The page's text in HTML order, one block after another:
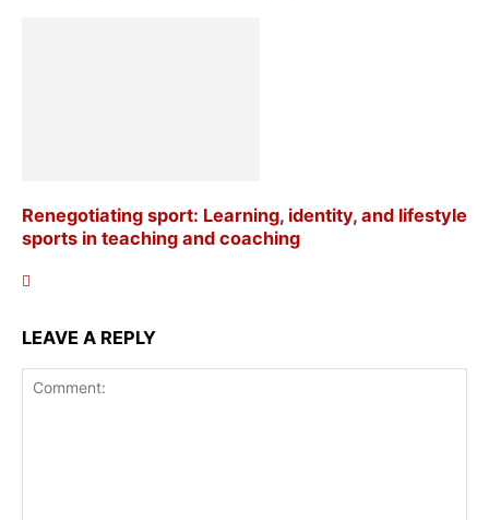
Renegotiating sport: Learning, identity, and lifestyle
sports in teaching and coaching
LEAVE A REPLY